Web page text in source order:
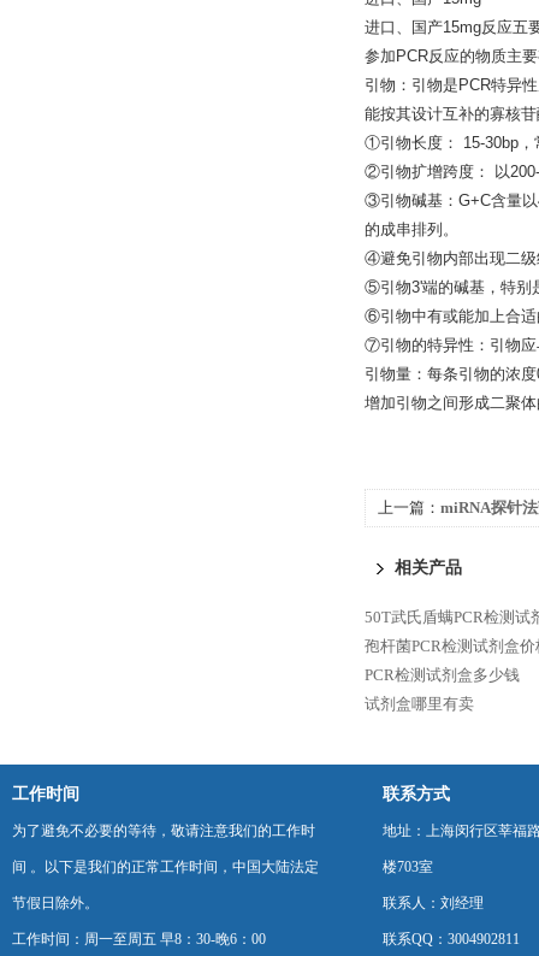
进口、国产15mg反应五
参加PCR反应的物质主
引物：引物是PCR特异
能按其设计互补的寡核
①引物长度： 15-30bp，
②引物扩增跨度： 以
③引物碱基：G+C含量以
的成串排列。
④避免引物内部出现二级
⑤引物3'端的碱基，特别
⑥引物中有或能加上合适
⑦引物的特异性：引物应
引物量：每条引物的浓
增加引物之间形成二聚
上一篇： miRNA探针
相关产品
50T武氏盾螨PCR检测试
孢杆菌PCR检测试剂盒价
PCR检测试剂盒多少钱
试剂盒哪里有卖
工作时间
为了避免不必要的等待，敬请注意我们的工作时
间 。以下是我们的正常工作时间，中国大陆法定
节假日除外。
工作时间：周一至周五 早8：30-晚6：00
联系方式
地址：上海闵行区莘福
楼703室
联系人：刘经理
联系QQ：3004902811